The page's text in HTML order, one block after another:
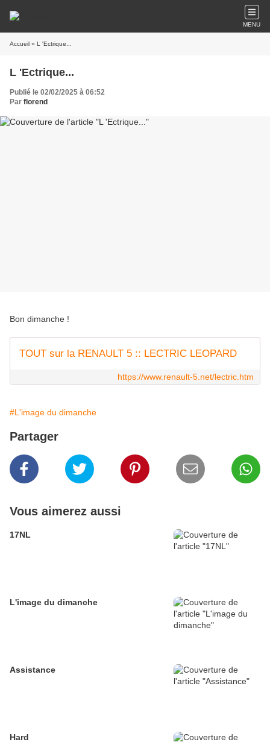
MENU
Accueil » L 'Ectrique...
L 'Ectrique...
Publié le 02/02/2025 à 06:52
Par florend
Bon dimanche !
TOUT sur la RENAULT 5 :: LECTRIC LEOPARD
https://www.renault-5.net/lectric.htm
#L'image du dimanche
Partager
Vous aimerez aussi
17NL
L'image du dimanche
Assistance
Hard